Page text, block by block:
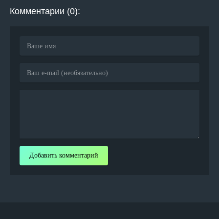
Комментарии (0):
Добавить комментарий